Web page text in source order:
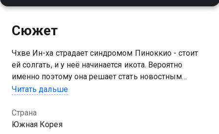
Сюжет
Чхве Ин-ха страдает синдромом Пиноккио - стоит
ей солгать, и у неё начинается икота. Вероятно
именно поэтому она решает стать новостным
репортером!
Посмотреть онлайн 1 сезон сериала Пиноккио вы
можете совершенно бесплатно в хорошем HD
Читать дальше
Страна
Южная Корея